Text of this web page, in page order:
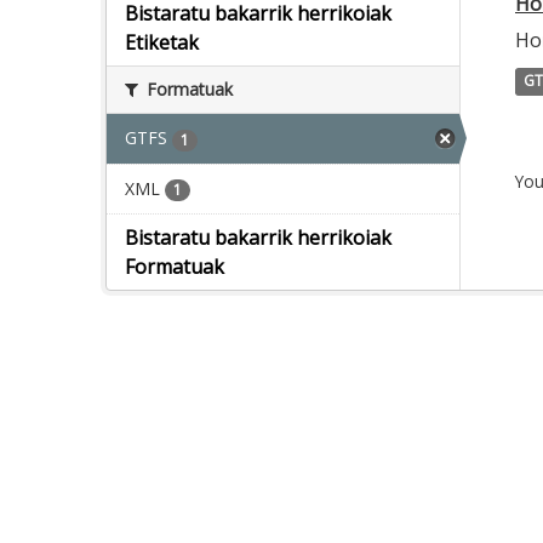
Bistaratu bakarrik herrikoiak
Etiketak
Formatuak
GTFS 1
XML 1
Bistaratu bakarrik herrikoiak
Formatuak